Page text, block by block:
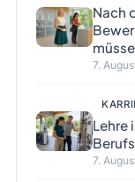
Nach
7.
Lehre
7.